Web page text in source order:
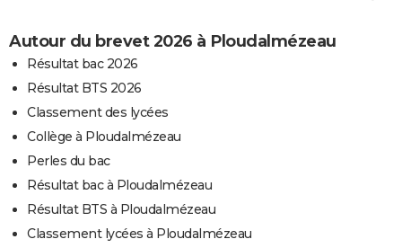
Autour du brevet 2026 à Ploudalmézeau
Résultat bac 2026
Résultat BTS 2026
Classement des lycées
Collège à Ploudalmézeau
Perles du bac
Résultat bac à Ploudalmézeau
Résultat BTS à Ploudalmézeau
Classement lycées à Ploudalmézeau